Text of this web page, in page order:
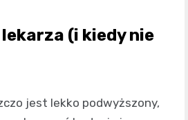
(i kiedy nie
jest lekko podwyższony,